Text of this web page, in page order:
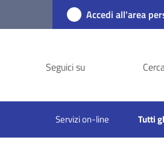
Accedi all'area
Seguici su
Servizi on-line Tutti